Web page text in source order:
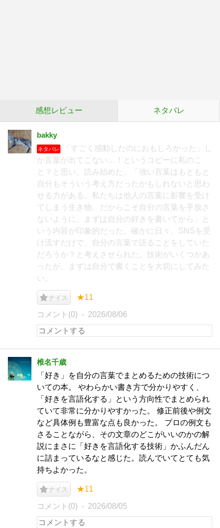
感想レビュー ネタバレ
bakky
ネタバレ
「すごく感動したのにおもしろかった」し
か言葉が出てこない…！というコピーに私のこ
と？と思い、読み始めた。「強い言葉はもともと
自分もそういう考え方だったかもしれないと思わ
せる力がある。私たちは他人の言葉に影響を受け
てしまう生き物。だからこそ自分の言葉を手放さ
ないように。まずは自分の好きを書いてから」と
いう内容が印象的だった。確かに日々、SNSを受
け流すだけで、自分の言葉で語ることをしていた
だろうか？と考えさせられた。技術がいくつかあ
ったが、まずは自分で書くことを大切にしてみた
い。
ナイス ★11
コメント(0) 2026/08/06
椎名千歳
「好き」を自分の言葉でまとめるための技術につ
いての本。 やわらかい書き方で分かりやすく、
「好きを言語化する」という方向性でまとめられ
ていて非常に分かりやすかった。 修正前後や例文
など具体例も豊富な点も良かった。 プロの例文も
さることながら、その文章のどこがいいのかの解
説にまさに「好きを言語化する技術」かふんだん
に詰まっているなと感じた。読んでいてとても気
持ちよかった。
ナイス ★11
コメント(0) 2026/08/05